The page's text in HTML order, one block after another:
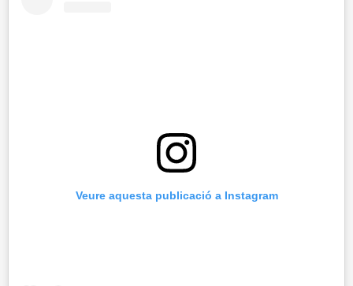
Veure aquesta publicació a Instagram